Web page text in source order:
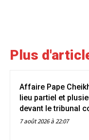
Plus
Affaire Pape
lieu partiel et
devant le tribunal
7 août 2026 à 22:07